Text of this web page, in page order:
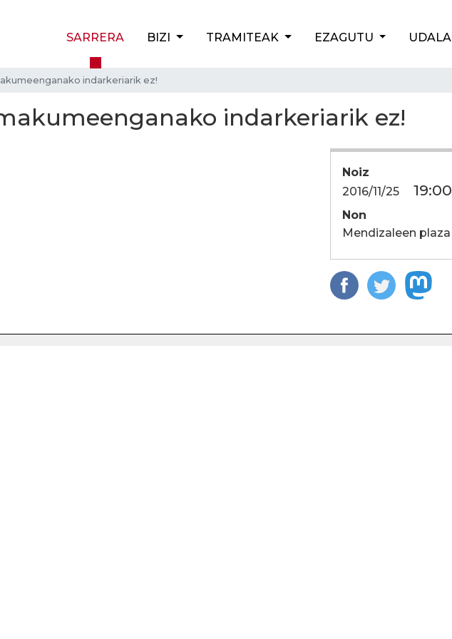
SARRERA BIZI TRAMITEAK EZAGUTU UDALA
indarkeriarik ez!
indarkeriarik ez!
Noiz
2016/11/25
19:00
Non
Mendizaleen plaza